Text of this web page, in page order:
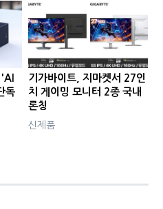
독
기가바이트, 지마켓서 27인
치 게이밍 모니터 2종 국내
론칭
신제품